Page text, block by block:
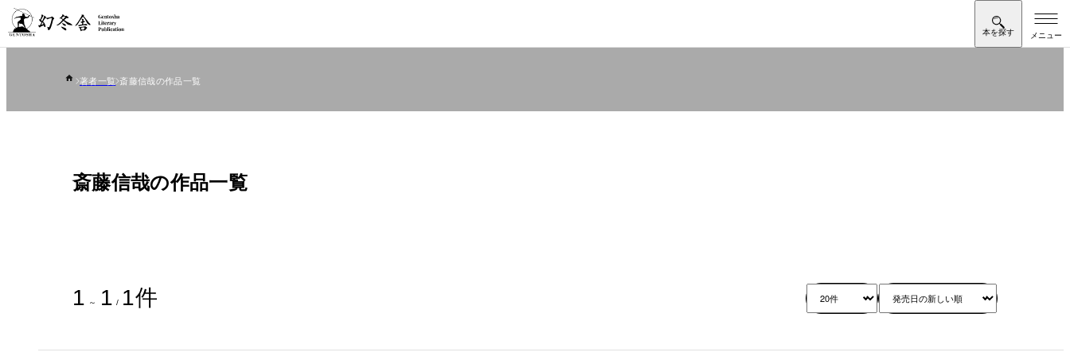
著者一覧 斎藤信哉の作品一覧
斎藤信哉の作品一覧
1 ～ 1 / 1件